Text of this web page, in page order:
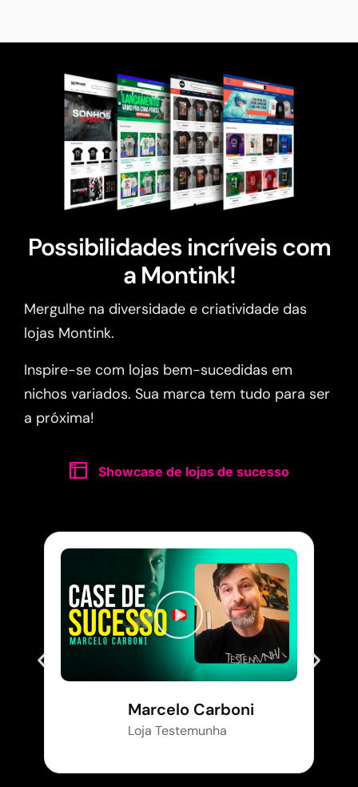
Possibilidades incríveis com
a Montink!
Mergulhe na diversidade e criatividade das
lojas Montink.
Inspire-se com lojas bem-sucedidas em
nichos variados. Sua marca tem tudo para ser
a próxima!
Showcase de lojas de sucesso
Marcelo Carboni
Loja Testemunha